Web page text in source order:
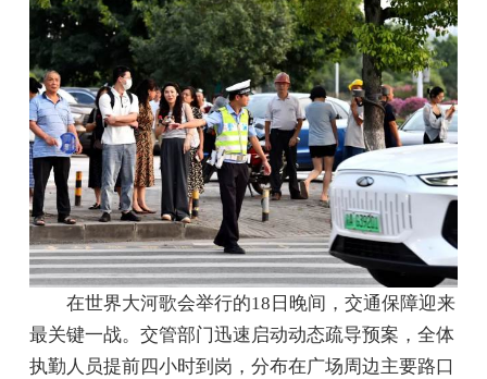
在世界大河歌会举行的18日晚间，交通保障迎来
最关键一战。交管部门迅速启动动态疏导预案，全体
执勤人员提前四小时到岗，分布在广场周边主要路口